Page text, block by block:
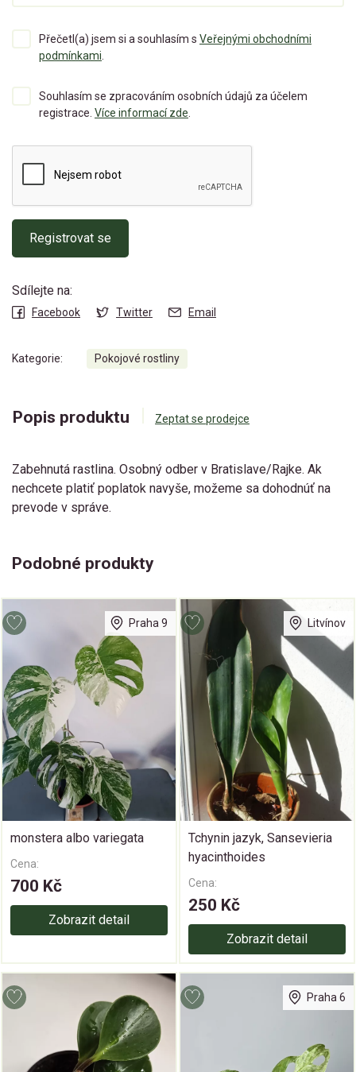
Přečetl(a) jsem si a souhlasím s Veřejnými obchodními
podmínkami
Souhlasím se zpracováním osobních údajů za účelem
registrace. Více informací zde
Registrovat se
Sdílejte na:
Facebook Twitter Email
Kategorie: Pokojové rostliny
Popis produktu Zeptat se prodejce
Zabehnutá rastlina. Osobný odber v Bratislave/Rajke. Ak
nechcete platiť poplatok navyše, možeme sa dohodnúť na
prevode v správe.
Podobné produkty
Praha 9
monstera albo variegata
Cena:
700 Kč
Zobrazit detail
Litvínov
Tchynin jazyk, Sansevieria
hyacinthoides
Cena:
250 Kč
Zobrazit detail
Praha 6